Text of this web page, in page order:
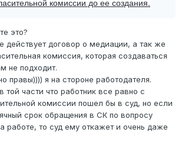
комиссии до ее создания.
это?
действует договор о медиации, а так же
комиссия, которая создаваться
не подходит.
правы)))) я на стороне работодателя.
той части что работник все равно с
комиссии пошел бы в суд, но если
срок обращения в СК по вопросу
работе, то суд ему откажет и очень даже